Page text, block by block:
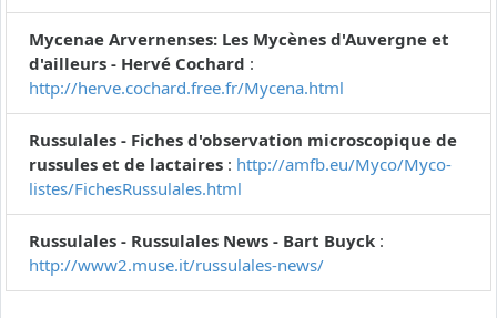
Mycenae Arvernenses: Les Mycènes d'Auvergne et
d'ailleurs - Hervé Cochard :
http://herve.cochard.free.fr/Mycena.html
Russulales - Fiches d'observation microscopique de
russules et de lactaires : http://amfb.eu/Myco/Myco-
listes/FichesRussulales.html
Russulales - Russulales News - Bart Buyck :
http://www2.muse.it/russulales-news/